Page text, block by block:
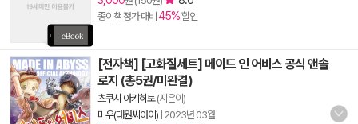
종이책 정가 대비 45%할인
[전자책] [고화질세트] 메이드 인 어비스 공식 앤솔
로지 (총5권/미완결)
츠쿠시 아키히토(지은이)
미우(대원씨아이) 2023년 03월